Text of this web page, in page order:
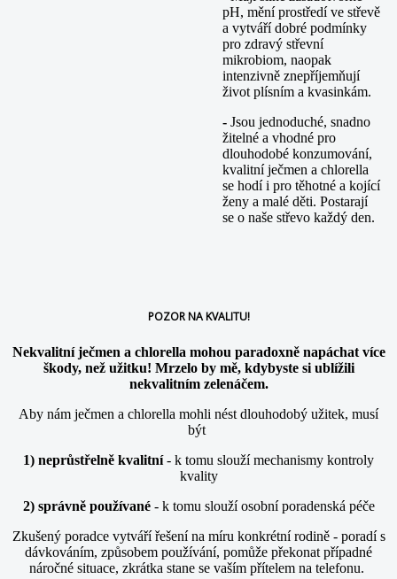
pH, mění prostředí ve střevě
a vytváří dobré podmínky
pro zdravý střevní
mikrobiom, naopak
intenzivně znepříjemňují
život plísním a kvasinkám.
- Jsou jednoduché, snadno
žitelné a vhodné pro
dlouhodobé konzumování,
kvalitní ječmen a chlorella
se hodí i pro těhotné a kojící
ženy a malé děti. Postarají
se o naše střevo každý den.
POZOR NA KVALITU!
Nekvalitní ječmen a chlorella mohou paradoxně napáchat více
škody, než užitku! Mrzelo by mě, kdybyste si ublížili
nekvalitním zelenáčem.
Aby nám ječmen a chlorella mohli nést dlouhodobý užitek, musí
být
1) neprůstřelně kvalitní- k tomu slouží mechanismy kontroly
kvality
2) správně používané- k tomu slouží osobní poradenská péče
Zkušený poradce vytváří řešení na míru konkrétní rodině - poradí s
dávkováním, způsobem používání, pomůže překonat případné
náročné situace, zkrátka stane se vaším přítelem na telefonu.